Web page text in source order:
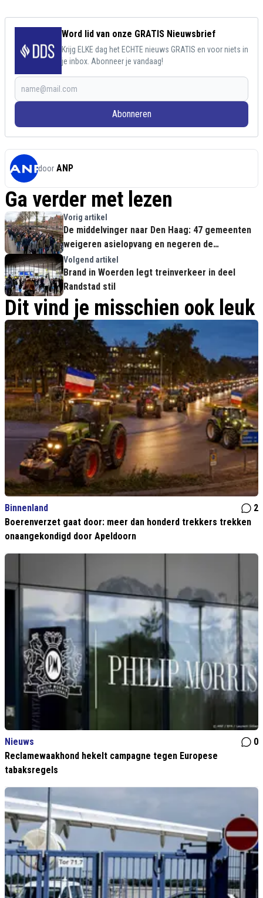
Word lid van onze GRATIS Nieuwsbrief
Krijg ELKE dag het ECHTE nieuws GRATIS en voor niets in
je inbox. Abonneer je vandaag!
Abonneren
door ANP
Ga verder met lezen
Vorig artikel
De middelvinger naar Den Haag: 47 gemeenten
weigeren asielopvang en negeren de
asielminister volkomen
Volgend artikel
Brand in Woerden legt treinverkeer in deel
Randstad stil
Dit vind je misschien ook leuk
Binnenland
2
Boerenverzet gaat door: meer dan honderd trekkers trekken
onaangekondigd door Apeldoorn
Nieuws
0
Reclamewaakhond hekelt campagne tegen Europese
tabaksregels